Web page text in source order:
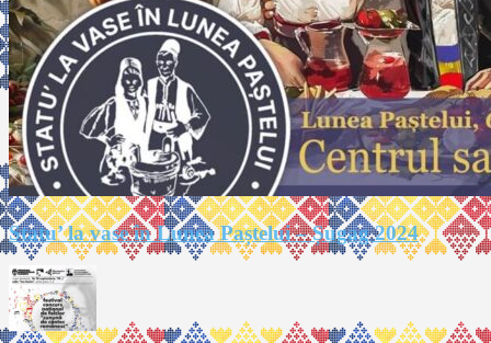
Statu’ la vase în Lunea Paștelui – Șugag 2024